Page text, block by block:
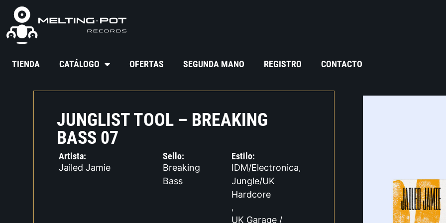
TIENDA CATÁLOGO OFERTAS SEGUNDA MANO REGISTRO CONTACTO
JUNGLIST TOOL – BREAKING
BASS 07
Artista:
Jailed Jamie
Sello:
Breaking
Bass
Estilo:
IDM/Electronica,
Jungle/UK
Hardcore
,
UK Garage /